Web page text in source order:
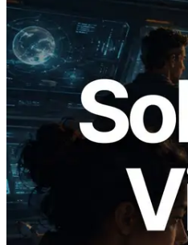
2026.05.24
Validators Solutions
Analyzer — แสดงเว
ระดับ slot และบาลิเ